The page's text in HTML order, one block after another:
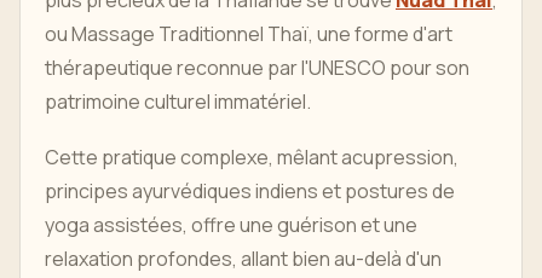
ou Massage Traditionnel Thaï, une forme d'art
thérapeutique reconnue par l'UNESCO pour son
patrimoine culturel immatériel.
Cette pratique complexe, mêlant acupression,
principes ayurvédiques indiens et postures de
yoga assistées, offre une guérison et une
relaxation profondes, allant bien au-delà d'un